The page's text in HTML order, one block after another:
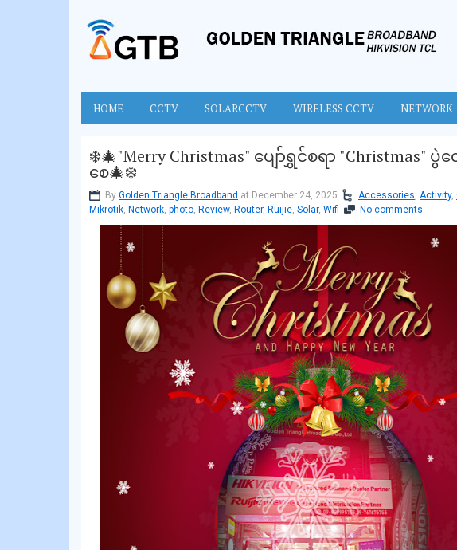
HOME CCTV SOLARCCTV WIRELESS CCTV NETWORK
❄️🎄"Merry Christmas" ပျော်ရွှင်စရာ "Christmas" ပွဲ
စေ🎄❄️
By Golden Triangle Broadband at December 24, 2025 Accessories, Activity,
Mikrotik, Network, photo, Review, Router, Ruijie, Solar, Wifi No comments